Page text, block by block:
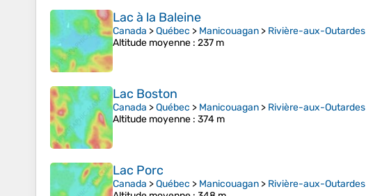
Lac à la Baleine
Canada >Québec > Manicouagan > Rivière-aux-Outardes
Altitude moyenne : 237 m
Lac Boston
Canada >Québec > Manicouagan > Rivière-aux-Outardes
Altitude moyenne : 374 m
Lac Porc
Canada >Québec > Manicouagan > Rivière-aux-Outardes